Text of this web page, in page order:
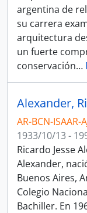
argentina de
su carrera
arquitectura
un fuerte
conservación…
Alexander,
AR-BCN-ISAAR-
1933/10/13 -
Ricardo Jesse
Alexander,
Buenos Aires,
Colegio
Bachiller. En